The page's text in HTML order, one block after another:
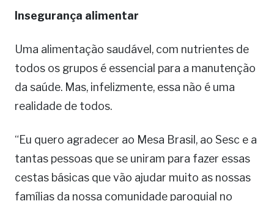
Insegurança alimentar
Uma alimentação saudável, com nutrientes de
todos os grupos é essencial para a manutenção
da saúde. Mas, infelizmente, essa não é uma
realidade de todos.
“Eu quero agradecer ao Mesa Brasil, ao Sesc e a
tantas pessoas que se uniram para fazer essas
cestas básicas que vão ajudar muito as nossas
famílias da nossa comunidade paroquial no